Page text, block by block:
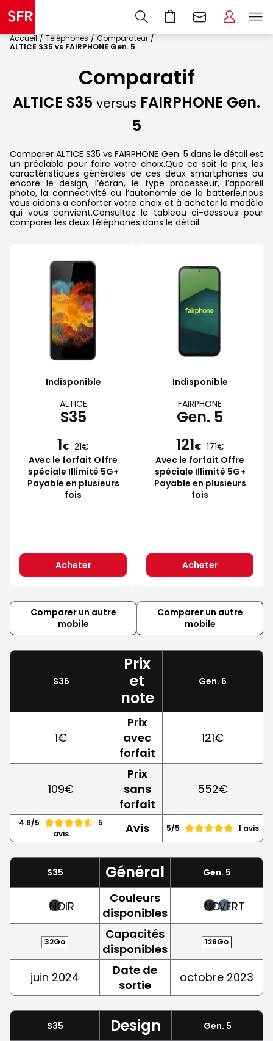
Accueil Téléphones
Comparateur
ALTICE S35 vs FAIRPHONE Gen. 5
Comparatif
ALTICE S35 versus FAIRPHONE Gen.
5
Comparer ALTICE S35 vs FAIRPHONE Gen. 5 dans le détail est
un préalable pour faire votre choix.Que ce soit le prix, les
caractéristiques générales de ces deux smartphones ou
encore le design, l’écran, le type processeur, l’appareil
photo, la connectivité ou l’autonomie de la batterie,nous
vous aidons à conforter votre choix et à acheter le modèle
qui vous convient.Consultez le tableau ci-dessous pour
comparer les deux téléphones dans le détail.
Indisponible
ALTICE
S35
1€ 21
Avec le forfait Offre
spéciale Illimité 5G+
Payable en plusieurs
fois
Acheter
Indisponible
FAIRPHONE
Gen. 5
121€ 171
Avec le forfait Offre
spéciale Illimité 5G+
Payable en plusieurs
fois
Acheter
Comparer un autre
mobile
Comparer un autre
mobile
S35
Prix
et
note
Gen. 5
1€
Prix
avec
forfait
121€
109€
Prix
sans
forfait
552€
4.6/5
5
avis
Avis 5/5 1 avis
S35 Général Gen. 5
NOIR
Couleurs
disponibles
NOIRVERT
32Go
Capacités
disponibles
128Go
juin 2024
Date de
sortie
octobre 2023
S35 Design Gen. 5